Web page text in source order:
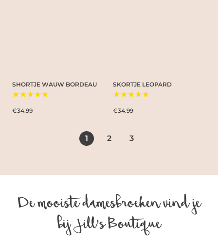
SHORTJE WAUW BORDEAU
★★★★★
€34.99
SKORTJE LEOPARD
★★★★★
€34.99
1 2 3
De mooiste damesbroeken vind je
bij Jill’s Boutique